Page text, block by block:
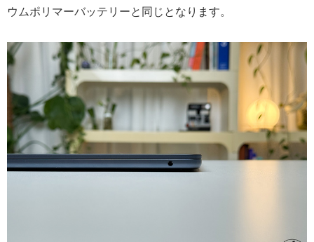
ウムポリマーバッテリーと同じとなります。